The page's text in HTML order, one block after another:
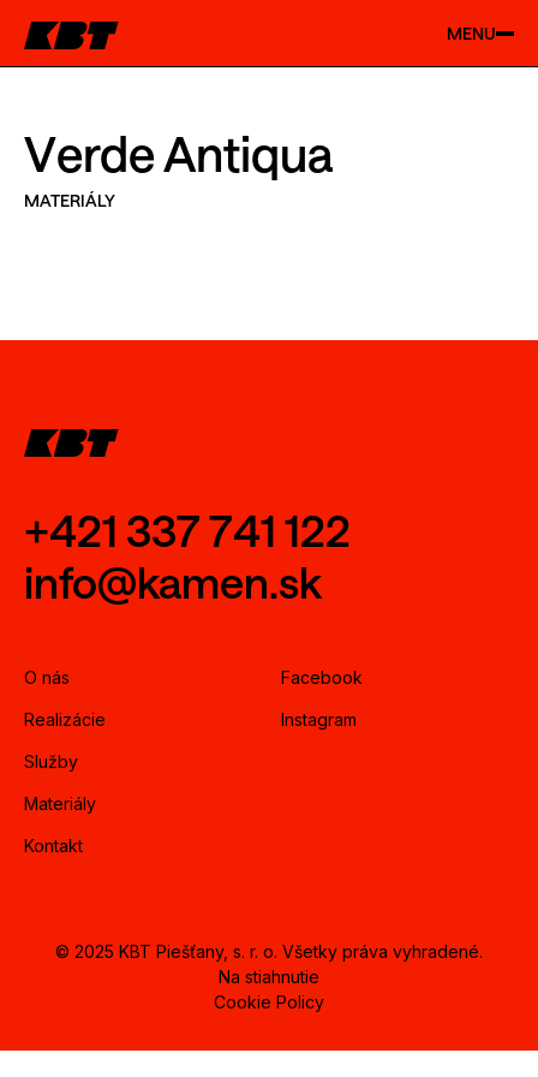
MENU
Verde Antiqua
MATERIÁLY
+421 337 741 122
info@kamen.sk
O nás
Realizácie
Služby
Materiály
Kontakt
Facebook
Instagram
© 2025 KBT Piešťany, s. r. o. Všetky práva vyhradené.
Na stiahnutie
Cookie Policy